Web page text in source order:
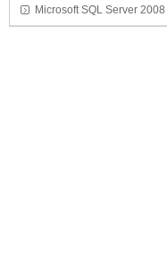
Microsoft SQL Server 2008